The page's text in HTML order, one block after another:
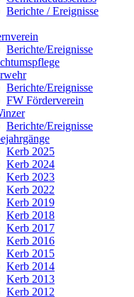
Berichte / Ereignisse
Berichte/Ereignisse
Berichte/Ereignisse
FW Förderverein
Berichte/Ereignisse
Kerb 2025
Kerb 2024
Kerb 2023
Kerb 2022
Kerb 2019
Kerb 2018
Kerb 2017
Kerb 2016
Kerb 2015
Kerb 2014
Kerb 2013
Kerb 2012